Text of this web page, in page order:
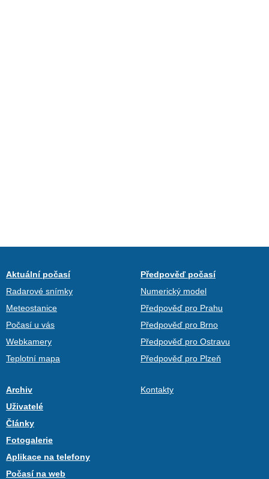
Aktuální počasí
Radarové snímky
Meteostanice
Počasí u vás
Webkamery
Teplotní mapa
Předpověď počasí
Numerický model
Předpověď pro Prahu
Předpověď pro Brno
Předpověď pro Ostravu
Předpověď pro Plzeň
Archiv
Uživatelé
Články
Fotogalerie
Aplikace na telefony
Počasí na web
Kontakty